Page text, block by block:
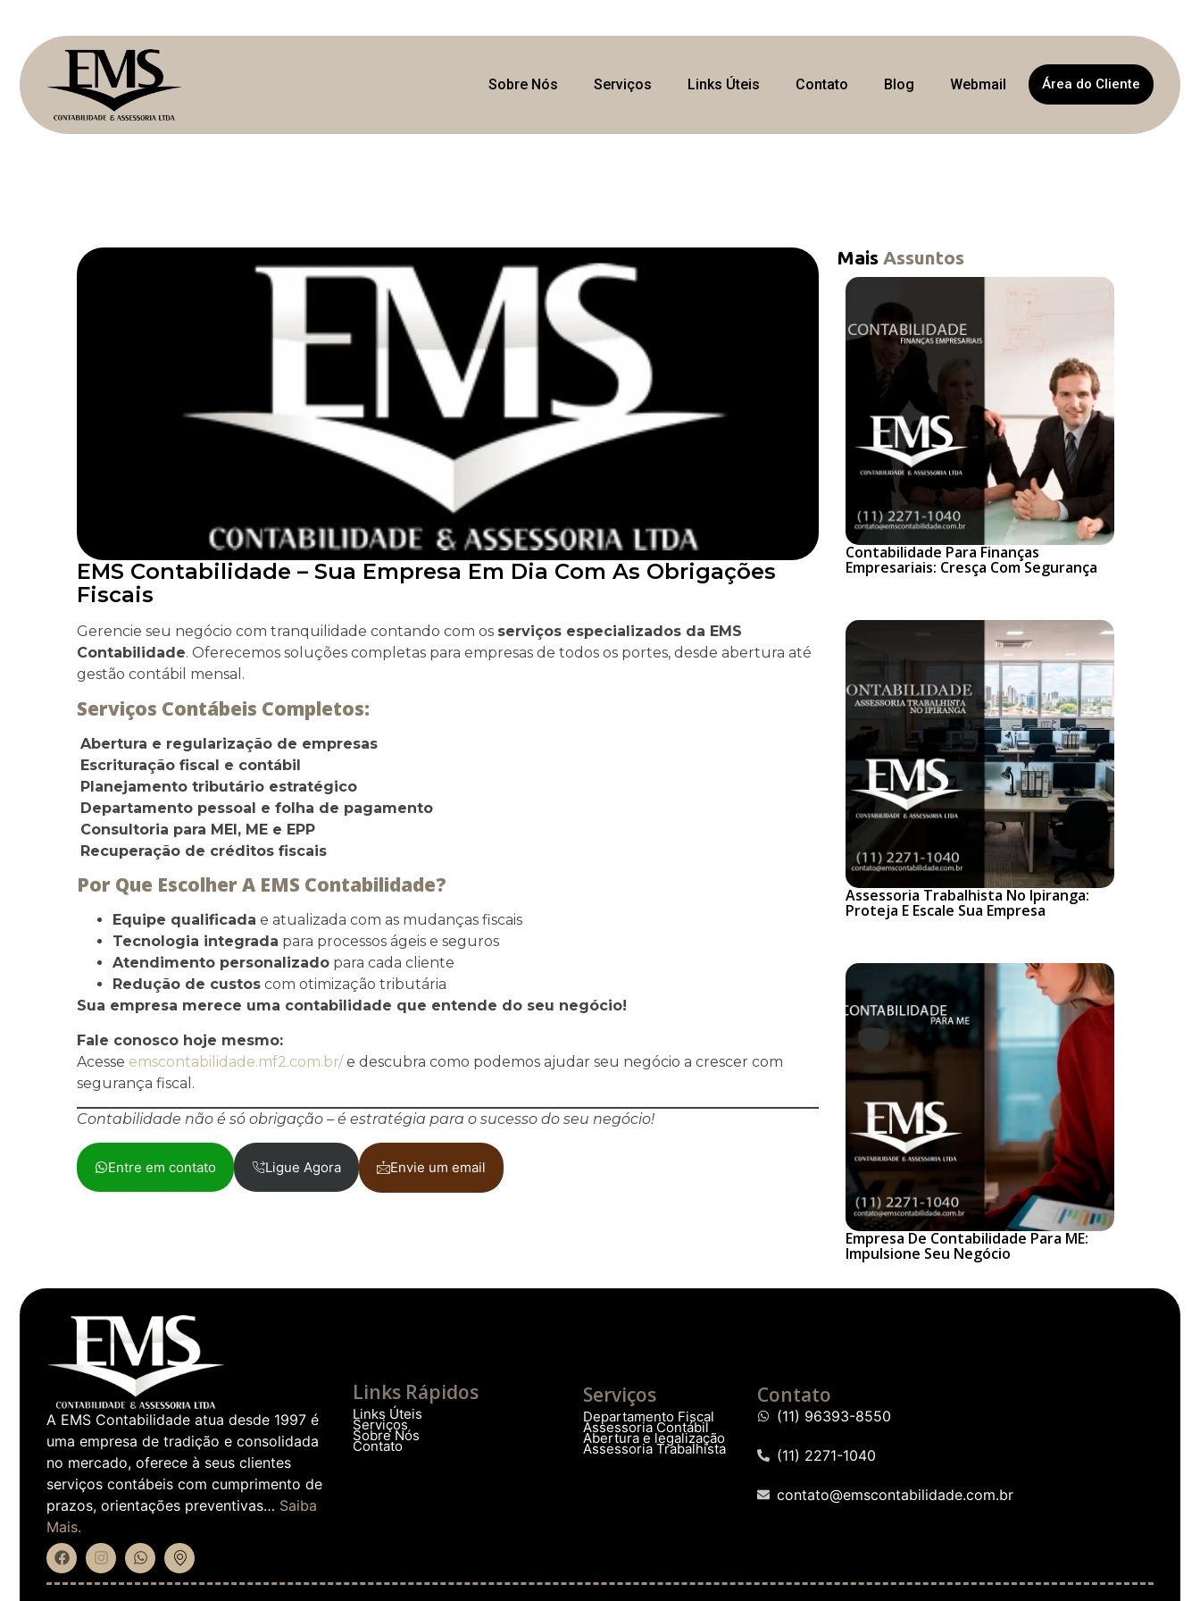
Sobre Nós Serviços Links Úteis Contato Blog Webmail Área do Cliente
EMS Contabilidade – Sua Empresa Em Dia Com As Obrigações
Fiscais
Gerencie seu negócio com tranquilidade contando com os serviços especializados da EMS
Contabilidade. Oferecemos soluções completas para empresas de todos os portes, desde abertura até
gestão contábil mensal.
Serviços Contábeis Completos:
Abertura e regularização de empresas
Escrituração fiscal e contábil
Planejamento tributário estratégico
Departamento pessoal e folha de pagamento
Consultoria para MEI, ME e EPP
Recuperação de créditos fiscais
Por Que Escolher A EMS Contabilidade?
Equipe qualificada e atualizada com as mudanças fiscais
Tecnologia integrada para processos ágeis e seguros
Atendimento personalizado para cada cliente
Redução de custos com otimização tributária
Sua empresa merece uma contabilidade que entende do seu negócio!
Fale conosco hoje mesmo:
Acesse emscontabilidade.mf2.com.br/e descubra como podemos ajudar seu negócio a crescer com
segurança fiscal.
Contabilidade não é só obrigação – é estratégia para o sucesso do seu negócio!
Entre em contato Ligue Agora Envie um email
MaisAssuntos
Contabilidade Para Finanças
Empresariais: Cresça Com Segurança
Assessoria Trabalhista No Ipiranga:
Proteja E Escale Sua Empresa
Empresa De Contabilidade Para ME:
Impulsione Seu Negócio
A EMS Contabilidade atua desde 1997 é
uma empresa de tradição e consolidada
no mercado, oferece à seus clientes
serviços contábeis com cumprimento de
prazos, orientações preventivas… Saiba
Mais.
Links Rápidos
Links Úteis
Serviços
Sobre Nós
Contato
Serviços
Departamento Fiscal
Assessoria Contábil
Abertura e legalização
Assessoria Trabalhista
Contato
(11) 96393-8550
(11) 2271-1040
contato@emscontabilidade.com.br